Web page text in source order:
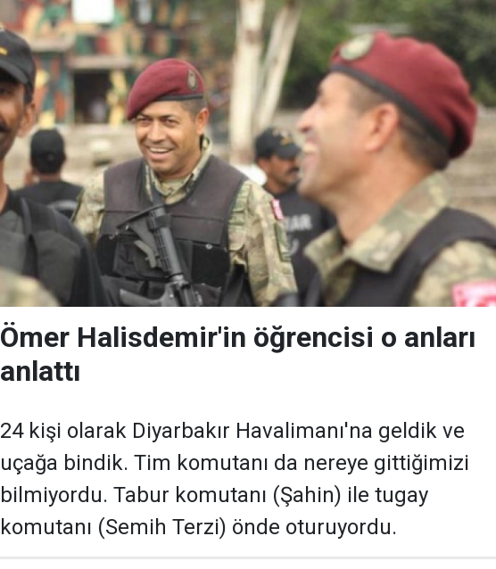
Ömer Halisdemir'in öğrencisi o anları
anlattı
24 kişi olarak Diyarbakır Havalimanı'na geldik ve
uçağa bindik. Tim komutanı da nereye gittiğimizi
bilmiyordu. Tabur komutanı (Şahin) ile tugay
komutanı (Semih Terzi) önde oturuyordu.